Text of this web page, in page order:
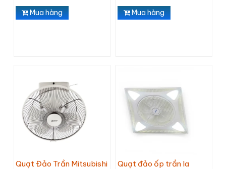
Mua hàng Mua hàng
Quạt Đảo Trần Mitsubishi
Quạt đảo ốp trần la